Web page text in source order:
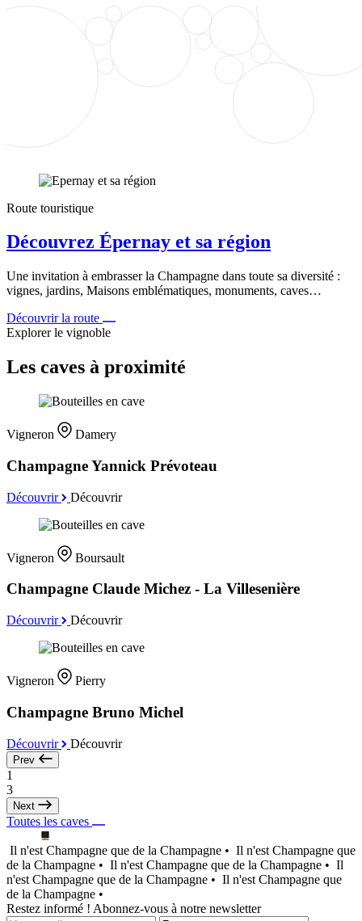
Route touristique
Découvrez Épernay et sa région
Une invitation à embrasser la Champagne dans toute sa diversité :
vignes, jardins, Maisons emblématiques, monuments, caves…
Découvrir la route
Explorer le vignoble
Les caves à proximité
Vigneron Damery
Champagne Yannick Prévoteau
Découvrir Découvrir
Vigneron Boursault
Champagne Claude Michez - La Villesenière
Découvrir Découvrir
Vigneron Pierry
Champagne Bruno Michel
Découvrir Découvrir
Prev
1
3
Next
Toutes les caves
Il n'est Champagne que de la Champagne • Il n'est Champagne que
de la Champagne • Il n'est Champagne que de la Champagne • Il
n'est Champagne que de la Champagne • Il n'est Champagne que
de la Champagne •
Restez informé ! Abonnez-vous à notre newsletter